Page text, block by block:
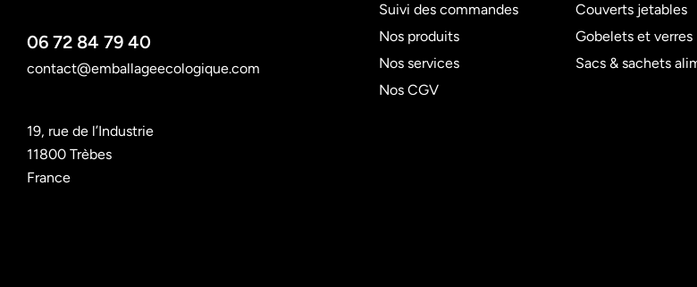
06 72 84 79 40
contact@emballageecologique.com
19, rue de l’Industrie
11800 Trèbes
France
Suivi des commandes
Nos produits
Nos services
Nos CGV
Couverts jetables
Gobelets et verres
Sacs & sachets